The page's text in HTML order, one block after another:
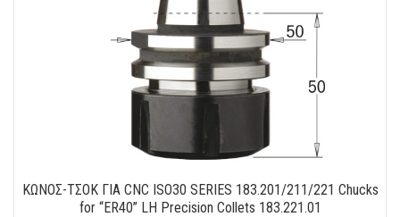
ΚΩΝΟΣ-ΤΣΟΚ ΓΙΑ CNC ISO30 SERIES 183.201/211/221 Chucks
for “ER40” LH Precision Collets 183.221.01